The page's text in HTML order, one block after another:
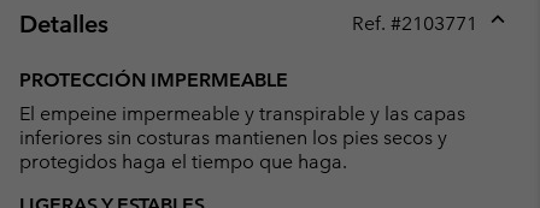
Detalles Ref. #2103771
PROTECCIÓN IMPERMEABLE
El empeine impermeable y transpirable y las capas
inferiores sin costuras mantienen los pies secos y
protegidos haga el tiempo que haga.